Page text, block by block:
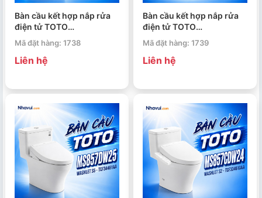
Bàn cầu kết hợp nắp rửa
điện tử TOTO
MS857CDW23 WASHLET
dòng S7 TCF47360GAA
Mã đặt hàng: 1738
Liên hệ
Bàn cầu kết hợp nắp rửa
điện tử TOTO
MS857CDW25 WASHLET
dòng S5 TCF34461GAA
Mã đặt hàng: 1739
Liên hệ